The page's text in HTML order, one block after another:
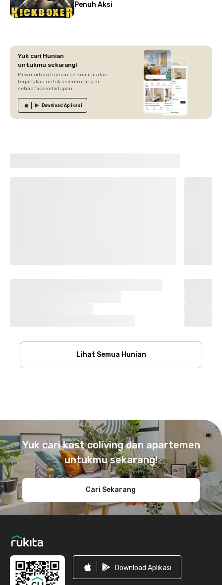
Penuh Aksi
Yuk cari Hunian
untukmu sekarang!
Mewujudkan hunian berkualitas dan
terjangkau untuk semua orang di
setiap fase kehidupan.
Download Aplikasi
Lihat Semua Hunian
Yuk cari kost coliving dan apartemen
untukmu sekarang!
Cari Sekarang
Download Aplikasi